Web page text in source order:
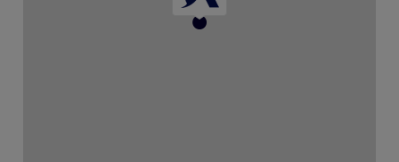
promotions. As per ALL Accor+ Explorer
dining benefit blackout days, please note